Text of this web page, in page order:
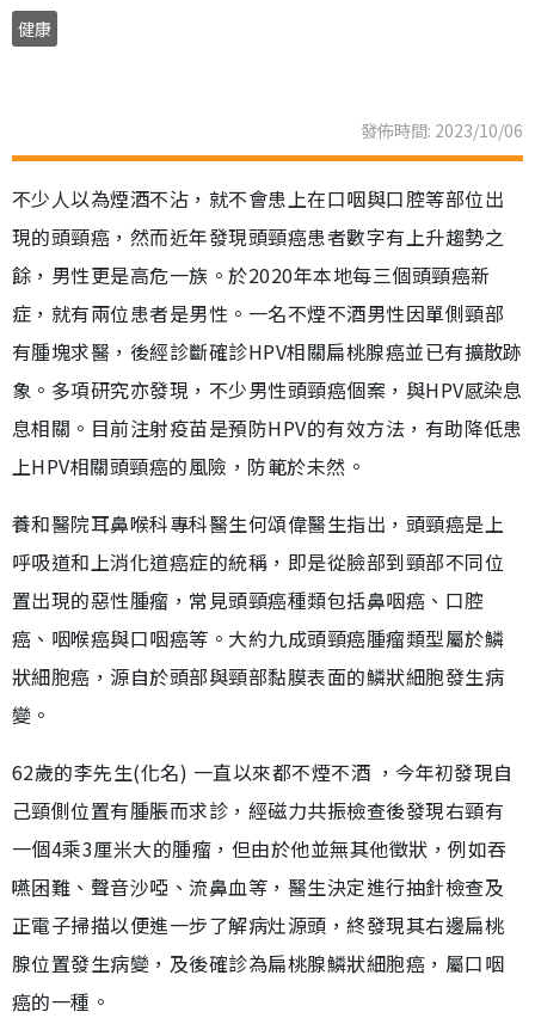
健康
發佈時間: 2023/10/06
不少人以為煙酒不沾，就不會患上在口咽與口腔等部位出
現的頭頸癌，然而近年發現頭頸癌患者數字有上升趨勢之
餘，男性更是高危一族。於2020年本地每三個頭頸癌新
症，就有兩位患者是男性。一名不煙不酒男性因單側頸部
有腫塊求醫，後經診斷確診HPV相關扁桃腺癌並已有擴散跡
象。多項研究亦發現，不少男性頭頸癌個案，與HPV感染息
息相關。目前注射疫苗是預防HPV的有效方法，有助降低患
上HPV相關頭頸癌的風險，防範於未然。
養和醫院耳鼻喉科專科醫生何頌偉醫生指出，頭頸癌是上
呼吸道和上消化道癌症的統稱，即是從臉部到頸部不同位
置出現的惡性腫瘤，常見頭頸癌種類包括鼻咽癌、口腔
癌、咽喉癌與口咽癌等。大約九成頭頸癌腫瘤類型屬於鱗
狀細胞癌，源自於頭部與頸部黏膜表面的鱗狀細胞發生病
變。
62歲的李先生(化名) 一直以來都不煙不酒 ，今年初發現自
己頸側位置有腫脹而求診，經磁力共振檢查後發現右頸有
一個4乘3厘米大的腫瘤，但由於他並無其他徵狀，例如吞
嚥困難、聲音沙啞、流鼻血等，醫生決定進行抽針檢查及
正電子掃描以便進一步了解病灶源頭，終發現其右邊扁桃
腺位置發生病變，及後確診為扁桃腺鱗狀細胞癌，屬口咽
癌的一種。